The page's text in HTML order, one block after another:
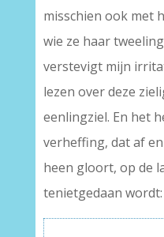
misschien ook met
wie ze haar
verstevigt mijn
lezen over deze
eenlingziel. En het
verheffing, dat af
heen gloort, op de
tenietgedaan wordt: